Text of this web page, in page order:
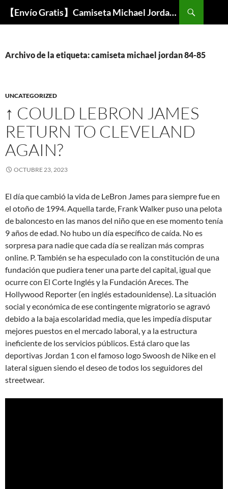
【Envío Gratis】Camiseta Michael Jordan NBA Barata
Buscar
Archivo de la etiqueta: camiseta michael jordan 84-85
UNCATEGORIZED
↑ COULD LEBRON JAMES
RETURN TO CLEVELAND
AGAIN?
OCTUBRE 23, 2023
El día que cambió la vida de LeBron James para siempre fue en
el otoño de 1994. Aquella tarde, Frank Walker puso una pelota
de baloncesto en las manos del niño que en ese momento tenía
9 años de edad. No hubo un día específico de caída. No es
sorpresa para nadie que cada día se realizan más compras
online. P. También se ha especulado con la constitución de una
fundación que pudiera tener una parte del capital, igual que
ocurre con El Corte Inglés y la Fundación Areces. The
Hollywood Reporter (en inglés estadounidense). La situación
social y económica de ese contingente migratorio se agravó
debido a la baja escolaridad media, que les impedía disputar
mejores puestos en el mercado laboral, y a la estructura
ineficiente de los servicios públicos. Está claro que las
deportivas Jordan 1 con el famoso logo Swoosh de Nike en el
lateral siguen siendo el deseo de todos los seguidores del
streetwear.